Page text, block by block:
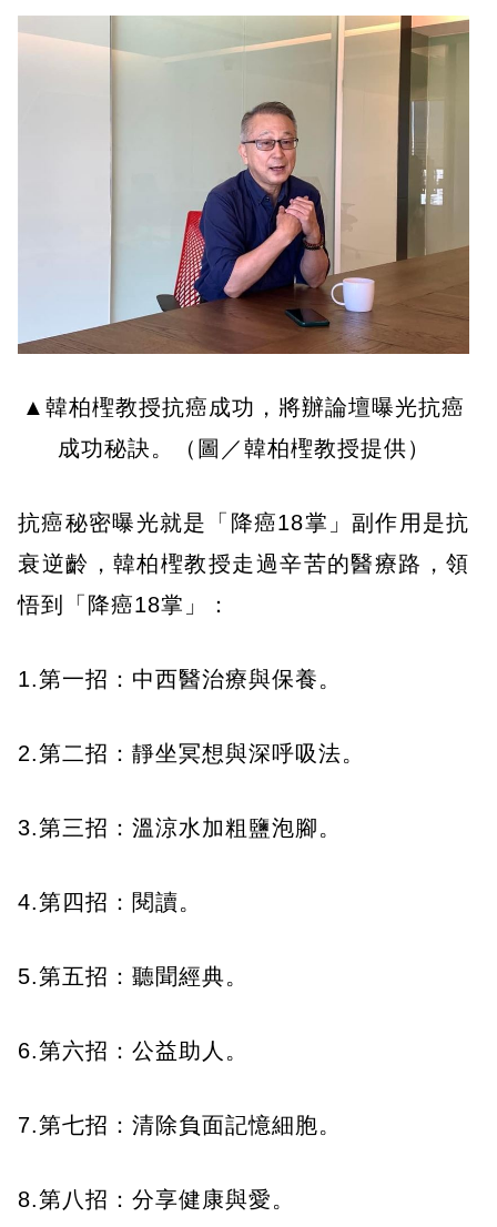
▲韓柏檉教授抗癌成功，將辦論壇曝光抗癌
成功秘訣。（圖／韓柏檉教授提供）
抗癌秘密曝光就是「降癌18掌」副作用是抗
衰逆齡，韓柏檉教授走過辛苦的醫療路，領
悟到「降癌18掌」：
1.第一招：中西醫治療與保養。
2.第二招：靜坐冥想與深呼吸法。
3.第三招：溫涼水加粗鹽泡腳。
4.第四招：閱讀。
5.第五招：聽聞經典。
6.第六招：公益助人。
7.第七招：清除負面記憶細胞。
8.第八招：分享健康與愛。